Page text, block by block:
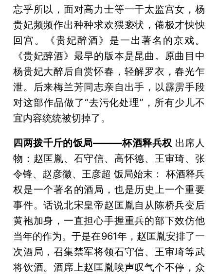
忘乎所以，面对高力士等一干太监宫女，杨
贵妃频频作出种种求欢猥亵状，倦极才怏怏
回宫。《贵妃醉酒》是一出著名的京戏。
《贵妃醉酒》最早的版本是昆曲。原曲目中
杨贵妃大醉后自赏怀春，轻解罗衣，春光乍
泄。后来梅兰芳同志亲自出手，以霹雳手段
对这部作品做了“去污化处理”，所有少儿不
宜内容统统被切掉了。
四两拨千斤的饭局———杯酒释兵权 出席人
物：赵匡胤、石守信、高怀德、王审琦、张
令锋、赵彦徽、王彦超 饭局始末： 杯酒释兵
权是一个著名的酒局，也是历史上一个重要
事件。话说北宋皇帝赵匡胤自从陈桥兵变后
黄袍加身，一直担心手握重兵的部下效仿他
当年的作为。于是在961年，赵匡胤安排了一
次酒局，召集禁军将领石守信、王审琦等武
将饮酒。酒席上赵匡胤唉声叹气个不停，众